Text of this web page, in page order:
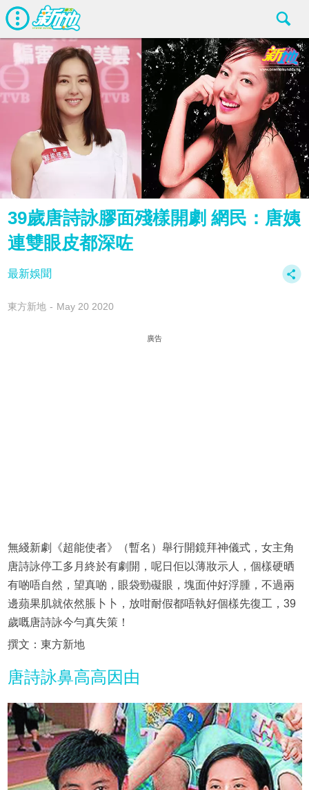
39歲唐詩詠膠面殘樣開劇 網民：唐姨
連雙眼皮都深咗
最新娛聞
東方新地 May 20 2020
廣告
無綫新劇《超能使者》（暫名）舉行開鏡拜神儀式，女主角
唐詩詠停工多月終於有劇開，呢日佢以薄妝示人，個樣硬晒
有啲唔自然，望真啲，眼袋勁礙眼，塊面仲好浮腫，不過兩
邊蘋果肌就依然脹卜卜，放咁耐假都唔執好個樣先復工，39
歲嘅唐詩詠今勻真失策！
撰文：東方新地
唐詩詠鼻高高因由